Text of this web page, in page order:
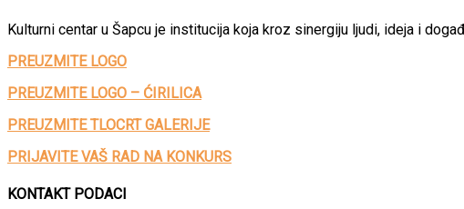
Kulturni centar u Šapcu je institucija koja kroz sinergiju ljudi, ideja i
PREUZMITE LOGO
PREUZMITE LOGO – ĆIRILICA
PREUZMITE TLOCRT GALERIJE
PRIJAVITE VAŠ RAD NA KONKURS
KONTAKT PODACI